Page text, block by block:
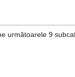
următoarele 9